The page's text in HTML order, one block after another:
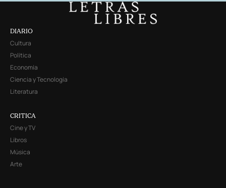
DIARIO
Cultura
Política
Economía
Ciencia y Tecnología
Literatura
CRITICA
Cine y TV
Libros
Música
Arte